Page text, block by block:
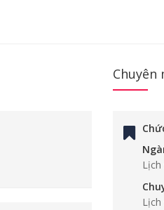
Chuyên
Lịch
Lịch